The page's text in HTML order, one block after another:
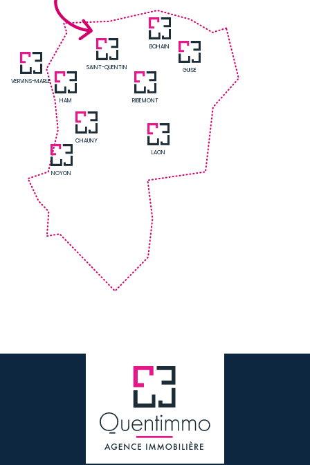
SAINT-QUENTIN
BOHAIN
LAON
CHAUNY
GUISE
VERVINS-MARLE
RIBEMONT
HAM
NOYON